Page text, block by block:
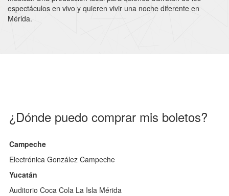
espectáculos en vivo y quieren vivir una noche diferente en
Mérida.
¿Dónde puedo comprar mis boletos?
Campeche
Electrónica González Campeche
Yucatán
Auditorio Coca Cola La Isla Mérida